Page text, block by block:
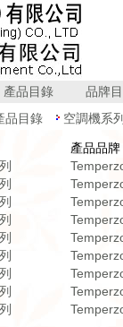
產品目錄 品牌
品目錄 空調機系
產品品牌